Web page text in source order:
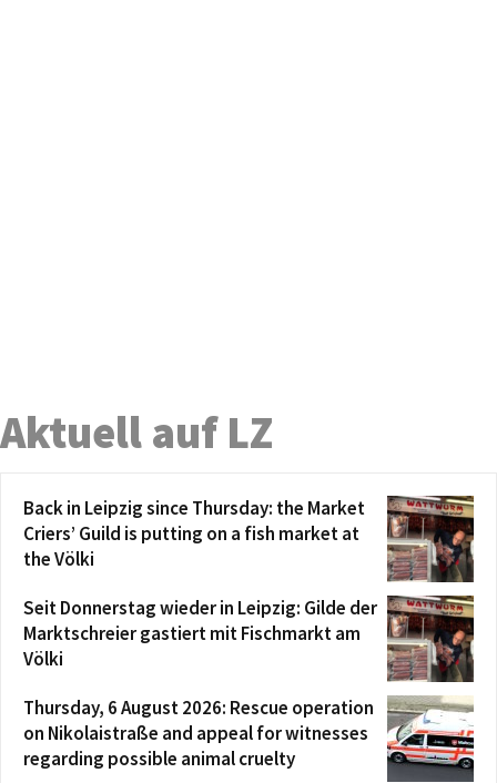
Aktuell auf LZ
Back in Leipzig since Thursday: the Market
Criers’ Guild is putting on a fish market at
the Völki
Seit Donnerstag wieder in Leipzig: Gilde der
Marktschreier gastiert mit Fischmarkt am
Völki
Thursday, 6 August 2026: Rescue operation
on Nikolaistraße and appeal for witnesses
regarding possible animal cruelty